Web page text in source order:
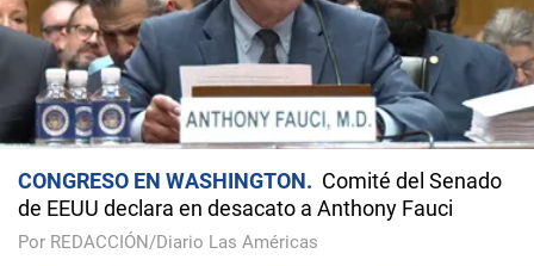
CONGRESO EN WASHINGTON
Comité del Senado
de EEUU declara en desacato a Anthony Fauci
Por REDACCIÓN/Diario Las Américas